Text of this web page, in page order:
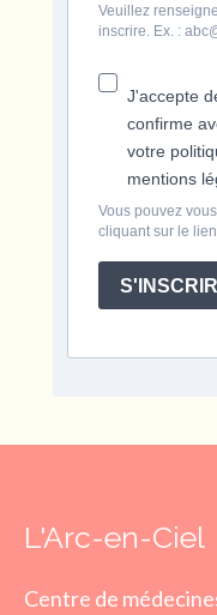
Veuillez
inscrire. Ex. :
J'accepte
confirme
votre
mentions
Vous pouvez
cliquant sur le
L'Arc-en-Ciel
Centre de